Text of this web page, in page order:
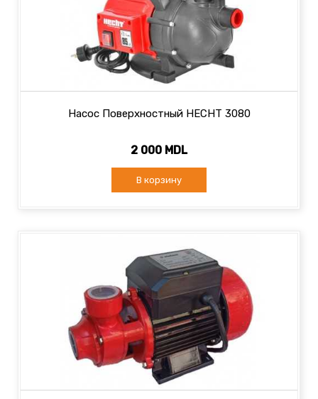
Насос Поверхностный HECHT 3080
2 000 MDL
В корзину